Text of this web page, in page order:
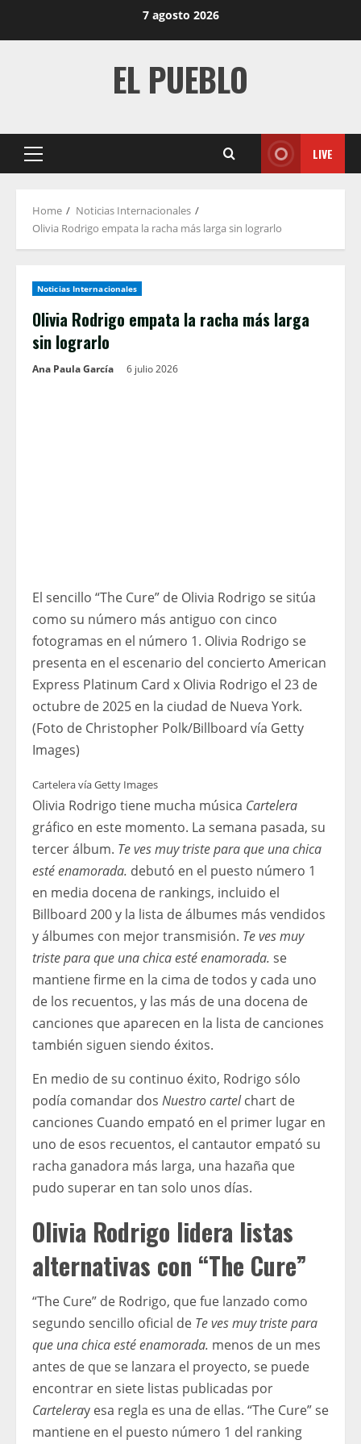
7 agosto 2026
EL PUEBLO
Primary
LIVE
Home
Noticias Internacionales
Olivia Rodrigo empata la racha más larga sin lograrlo
Noticias Internacionales
Olivia Rodrigo empata la racha más larga
sin lograrlo
Ana Paula García 6 julio 2026
El sencillo “The Cure” de Olivia Rodrigo se sitúa
como su número más antiguo con cinco
fotogramas en el número 1. Olivia Rodrigo se
presenta en el escenario del concierto American
Express Platinum Card x Olivia Rodrigo el 23 de
octubre de 2025 en la ciudad de Nueva York.
(Foto de Christopher Polk/Billboard vía Getty
Images)
Cartelera vía Getty Images
Olivia Rodrigo tiene mucha música Cartelera
gráfico en este momento. La semana pasada, su
tercer álbum. Te ves muy triste para que una chica
esté enamorada. debutó en el puesto número 1
en media docena de rankings, incluido el
Billboard 200 y la lista de álbumes más vendidos
y álbumes con mejor transmisión. Te ves muy
triste para que una chica esté enamorada. se
mantiene firme en la cima de todos y cada uno
de los recuentos, y las más de una docena de
canciones que aparecen en la lista de canciones
también siguen siendo éxitos.
En medio de su continuo éxito, Rodrigo sólo
podía comandar dos Nuestro cartelchart de
canciones Cuando empató en el primer lugar en
uno de esos recuentos, el cantautor empató su
racha ganadora más larga, una hazaña que
pudo superar en tan solo unos días.
Olivia Rodrigo lidera listas
alternativas con “The Cure”
“The Cure” de Rodrigo, que fue lanzado como
segundo sencillo oficial de Te ves muy triste para
que una chica esté enamorada. menos de un mes
antes de que se lanzara el proyecto, se puede
encontrar en siete listas publicadas por
Carteleray esa regla es una de ellas. “The Cure” se
mantiene en el puesto número 1 del ranking